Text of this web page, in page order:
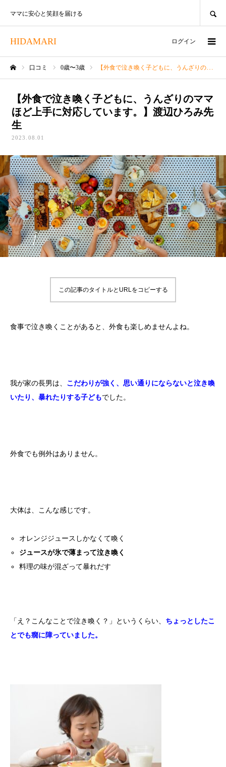
HIDAMARI
ママに安心と笑顔を届ける
ログイン
口コミ 0歳〜3歳 【外食で泣き喚く子どもに、うんざりのママほど上手に対応しています。】渡辺ひろみ先生
【外食で泣き喚く子どもに、うんざりのママ
ほど上手に対応しています。】渡辺ひろみ先
生
2023.08.01
この記事のタイトルとURLをコピーする
食事で泣き喚くことがあると、外食も楽しめませんよね。
我が家の長男は、 こだわりが強く、思い通りにならないと泣き喚
いたり、暴れたりする子どもでした。
外食でも例外はありません。
大体は、こんな感じです。
オレンジジュースしかなくて喚く
ジュースが氷で薄まって泣き喚く
料理の味が混ざって暴れだす
「え？こんなことで泣き喚く？」というくらい、 ちょっとしたこ
とでも癇に障っていました。